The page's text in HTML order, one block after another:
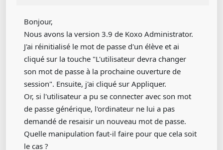
Bonjour,
Nous avons la version 3.9 de Koxo Administrator.
J'ai réinitialisé le mot de passe d'un élève et ai
cliqué sur la touche "L'utilisateur devra changer
son mot de passe à la prochaine ouverture de
session". Ensuite, j'ai cliqué sur Appliquer.
Or, si l'utilisateur a pu se connecter avec son mot
de passe générique, l'ordinateur ne lui a pas
demandé de resaisir un nouveau mot de passe.
Quelle manipulation faut-il faire pour que cela soit
le cas ?